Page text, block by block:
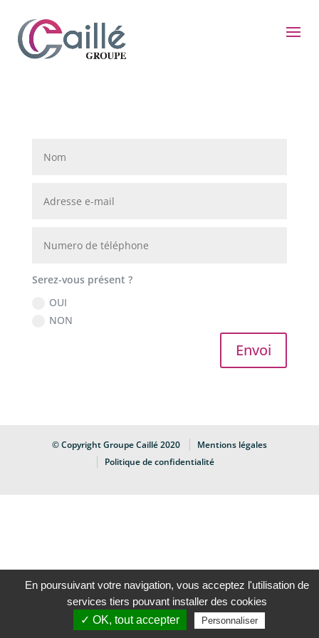
Serez-vous présent ?
OUI
NON
Envoi
© Copyright Groupe Caillé 2020
Mentions légales
Politique de confidentialité
En poursuivant votre navigation, vous acceptez l'utilisation de
services tiers pouvant installer des cookies
✓ OK, tout accepter
Personnaliser